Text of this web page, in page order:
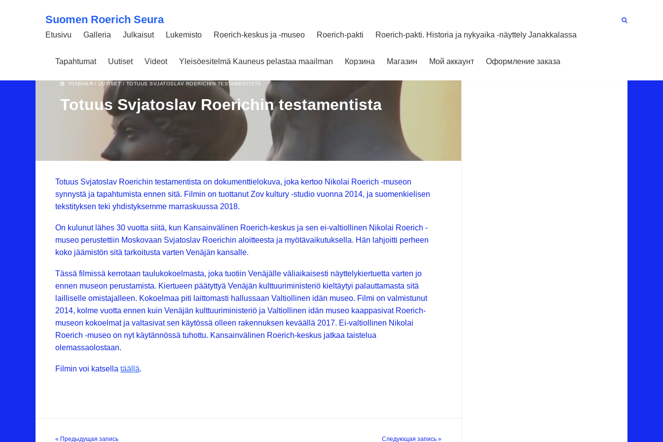
Suomen Roerich Seura
Etusivu Galleria Julkaisut Lukemisto Roerich-keskus ja -museo Roerich-pakti Roerich-pakti. Historia ja nykyaika -näyttely Janakkalassa
Tapahtumat Uutiset Videot Yleisöesitelmä Kauneus pelastaa maailman Корзина Магазин Мой аккаунт Оформление заказа
ГЛАВНАЯ / UUTISET/ TOTUUS SVJATOSLAV ROERICHIN TESTAMENTISTA
Totuus Svjatoslav Roerichin testamentista
Totuus Svjatoslav Roerichin testamentista on dokumenttielokuva, joka kertoo Nikolai Roerich -museon
synnystä ja tapahtumista ennen sitä. Filmin on tuottanut Zov kultury -studio vuonna 2014, ja suomenkielisen
tekstityksen teki yhdistyksemme marraskuussa 2018.
On kulunut lähes 30 vuotta siitä, kun Kansainvälinen Roerich-keskus ja sen ei-valtiollinen Nikolai Roerich -
museo perustettiin Moskovaan Svjatoslav Roerichin aloitteesta ja myötävaikutuksella. Hän lahjoitti perheen
koko jäämistön sitä tarkoitusta varten Venäjän kansalle.
Tässä filmissä kerrotaan taulukokoelmasta, joka tuotiin Venäjälle väliaikaisesti näyttelykiertuetta varten jo
ennen museon perustamista. Kiertueen päätyttyä Venäjän kulttuuriministeriö kieltäytyi palauttamasta sitä
lailliselle omistajalleen. Kokoelmaa piti laittomasti hallussaan Valtiollinen idän museo. Filmi on valmistunut
2014, kolme vuotta ennen kuin Venäjän kulttuuriministeriö ja Valtiollinen idän museo kaappasivat Roerich-
museon kokoelmat ja valtasivat sen käytössä olleen rakennuksen keväällä 2017. Ei-valtiollinen Nikolai
Roerich -museo on nyt käytännössä tuhottu. Kansainvälinen Roerich-keskus jatkaa taistelua
olemassaolostaan.
Filmin voi katsella täällä.
« Предыдущая запись Следующая запись »